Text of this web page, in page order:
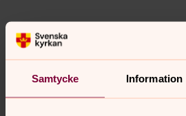
Samtycke Information
Senast ändrad 27 november 2024
Synpunkter eller frågor
innehåll?